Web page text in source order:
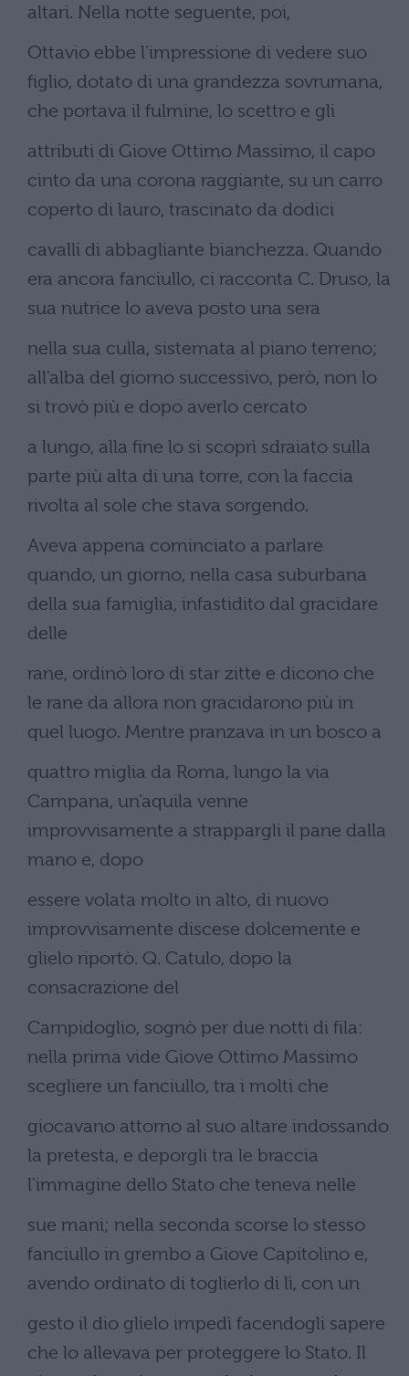
altari. Nella notte seguente, poi,
Ottavio ebbe l'impressione di vedere suo
figlio, dotato di una grandezza sovrumana,
che portava il fulmine, lo scettro e gli
attributi di Giove Ottimo Massimo, il capo
cinto da una corona raggiante, su un carro
coperto di lauro, trascinato da dodici
cavalli di abbagliante bianchezza. Quando
era ancora fanciullo, ci racconta C. Druso, la
sua nutrice lo aveva posto una sera
nella sua culla, sistemata al piano terreno;
all'alba del giorno successivo, però, non lo
si trovò più e dopo averlo cercato
a lungo, alla fine lo si scoprì sdraiato sulla
parte più alta di una torre, con la faccia
rivolta al sole che stava sorgendo.
Aveva appena cominciato a parlare
quando, un giorno, nella casa suburbana
della sua famiglia, infastidito dal gracidare
delle
rane, ordinò loro di star zitte e dicono che
le rane da allora non gracidarono più in
quel luogo. Mentre pranzava in un bosco a
quattro miglia da Roma, lungo la via
Campana, un'aquila venne
improvvisamente a strappargli il pane dalla
mano e, dopo
essere volata molto in alto, di nuovo
improvvisamente discese dolcemente e
glielo riportò. Q. Catulo, dopo la
consacrazione del
Carnpidoglio, sognò per due notti di fila:
nella prima vide Giove Ottimo Massimo
scegliere un fanciullo, tra i molti che
giocavano attorno al suo altare indossando
la pretesta, e deporgli tra le braccia
l'immagine dello Stato che teneva nelle
sue mani; nella seconda scorse lo stesso
fanciullo in grembo a Giove Capitolino e,
avendo ordinato di toglierlo di lì, con un
gesto il dio glielo impedì facendogli sapere
che lo allevava per proteggere lo Stato. Il